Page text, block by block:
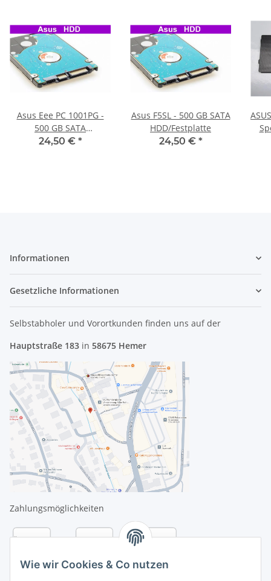
Wie wir Cookies & Co nutzen
Asus Eee PC 1001PG -
500 GB SATA
HDD/Festplatte
24,50 € *
Asus F5SL - 500 GB SATA
HDD/Festplatte
24,50 € *
Informationen
Gesetzliche Informationen
Selbstabholer und Vorortkunden finden uns auf der
Hauptstraße 183 in 58675 Hemer
Zahlungsmöglichkeiten